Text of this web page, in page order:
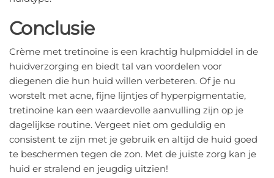
Conclusie
Crème met tretinoïne is een krachtig hulpmiddel in de
huidverzorging en biedt tal van voordelen voor
diegenen die hun huid willen verbeteren. Of je nu
worstelt met acne, fijne lijntjes of hyperpigmentatie,
tretinoïne kan een waardevolle aanvulling zijn op je
dagelijkse routine. Vergeet niet om geduldig en
consistent te zijn met je gebruik en altijd de huid goed
te beschermen tegen de zon. Met de juiste zorg kan je
huid er stralend en jeugdig uitzien!